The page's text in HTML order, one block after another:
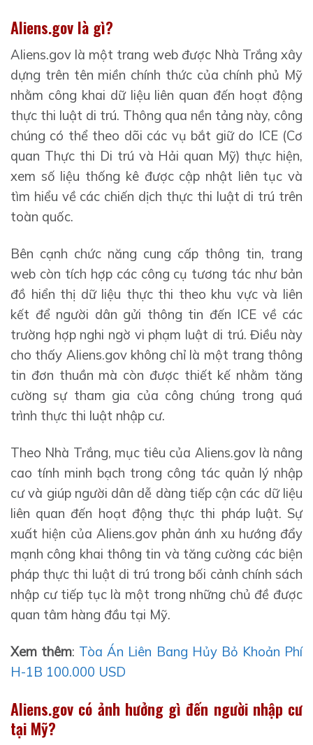
Aliens.gov là gì?
Aliens.gov là một trang web được Nhà Trắng xây
dựng trên tên miền chính thức của chính phủ Mỹ
nhằm công khai dữ liệu liên quan đến hoạt động
thực thi luật di trú. Thông qua nền tảng này, công
chúng có thể theo dõi các vụ bắt giữ do ICE (Cơ
quan Thực thi Di trú và Hải quan Mỹ) thực hiện,
xem số liệu thống kê được cập nhật liên tục và
tìm hiểu về các chiến dịch thực thi luật di trú trên
toàn quốc.
Bên cạnh chức năng cung cấp thông tin, trang
web còn tích hợp các công cụ tương tác như bản
đồ hiển thị dữ liệu thực thi theo khu vực và liên
kết để người dân gửi thông tin đến ICE về các
trường hợp nghi ngờ vi phạm luật di trú. Điều này
cho thấy Aliens.gov không chỉ là một trang thông
tin đơn thuần mà còn được thiết kế nhằm tăng
cường sự tham gia của công chúng trong quá
trình thực thi luật nhập cư.
Theo Nhà Trắng, mục tiêu của Aliens.gov là nâng
cao tính minh bạch trong công tác quản lý nhập
cư và giúp người dân dễ dàng tiếp cận các dữ liệu
liên quan đến hoạt động thực thi pháp luật. Sự
xuất hiện của Aliens.gov phản ánh xu hướng đẩy
mạnh công khai thông tin và tăng cường các biện
pháp thực thi luật di trú trong bối cảnh chính sách
nhập cư tiếp tục là một trong những chủ đề được
quan tâm hàng đầu tại Mỹ.
Xem thêm: Tòa Án Liên Bang Hủy Bỏ Khoản Phí
H-1B 100.000 USD
Aliens.gov có ảnh hưởng gì đến người nhập cư
tại Mỹ?